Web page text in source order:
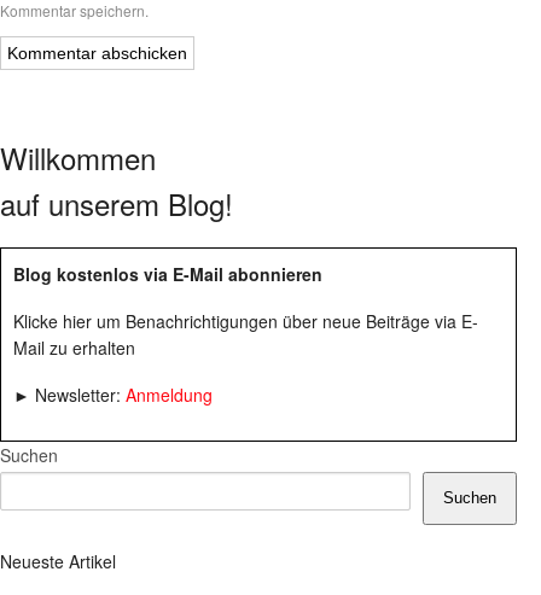
Kommentar speichern.
Willkommen
auf unserem Blog!
Blog kostenlos via E-Mail abonnieren
Klicke hier um Benachrichtigungen über neue Beiträge via E-
Mail zu erhalten
► Newsletter: Anmeldung
Suchen
Suchen
Neueste Artikel